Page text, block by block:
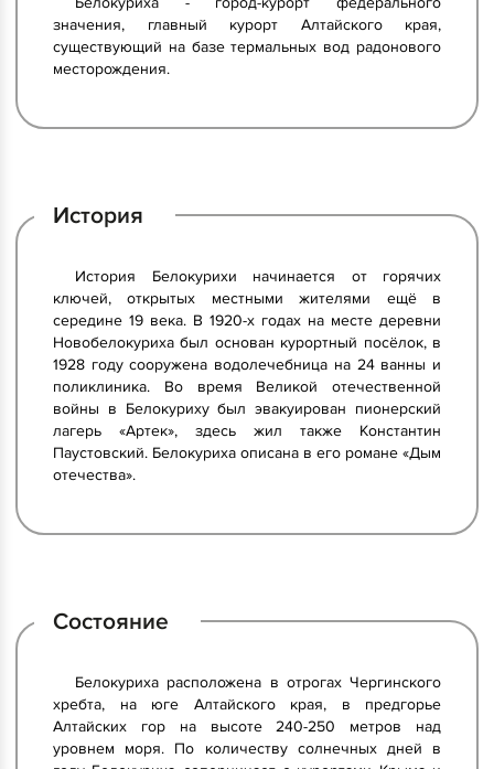
значения, главный курорт Алтайского края,
существующий на базе термальных вод радонового
месторождения.
История
История Белокурихи начинается от горячих
ключей, открытых местными жителями ещё в
середине 19 века. В 1920-х годах на месте деревни
Новобелокуриха был основан курортный посёлок, в
1928 году сооружена водолечебница на 24 ванны и
поликлиника. Во время Великой отечественной
войны в Белокуриху был эвакуирован пионерский
лагерь «Артек», здесь жил также Константин
Паустовский. Белокуриха описана в его романе «Дым
отечества».
Состояние
Белокуриха расположена в отрогах Чергинского
хребта, на юге Алтайского края, в предгорье
Алтайских гор на высоте 240-250 метров над
уровнем моря. По количеству солнечных дней в